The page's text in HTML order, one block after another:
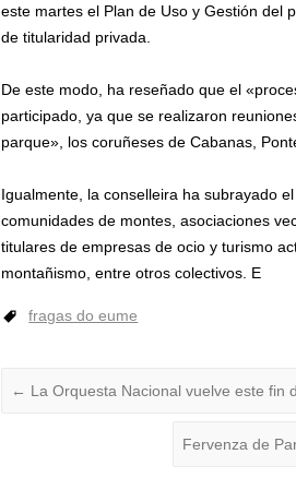
este martes el Plan de Uso y Gestión del
de titularidad privada.
De este modo, ha reseñado que el
participado, ya que se realizaron
parque», los coruñeses de Cabanas,
Igualmente, la conselleira ha subrayado
comunidades de montes, asociaciones
titulares de empresas de ocio y turismo
montañismo, entre otros colectivos. E
fragas do eume
← La Orquesta Nacional vuelve este fin
Fervenza de